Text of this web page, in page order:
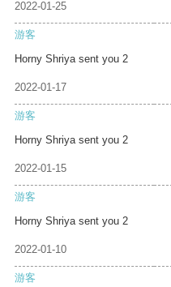
2022-01-25
游客
Horny Shriya sent you 2
2022-01-17
游客
Horny Shriya sent you 2
2022-01-15
游客
Horny Shriya sent you 2
2022-01-10
游客